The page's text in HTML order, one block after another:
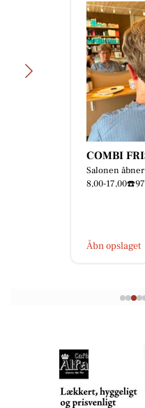
COMBI
Salonen
8,00-
Åbn opslaget